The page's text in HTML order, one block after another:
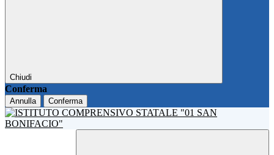
Chiudi
Conferma
Annulla Conferma